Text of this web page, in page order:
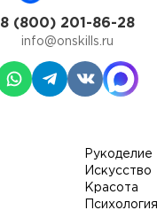
8 (800) 201-86-28
info@onskills.ru
Рукоделие
Искусство
Красота
Психология